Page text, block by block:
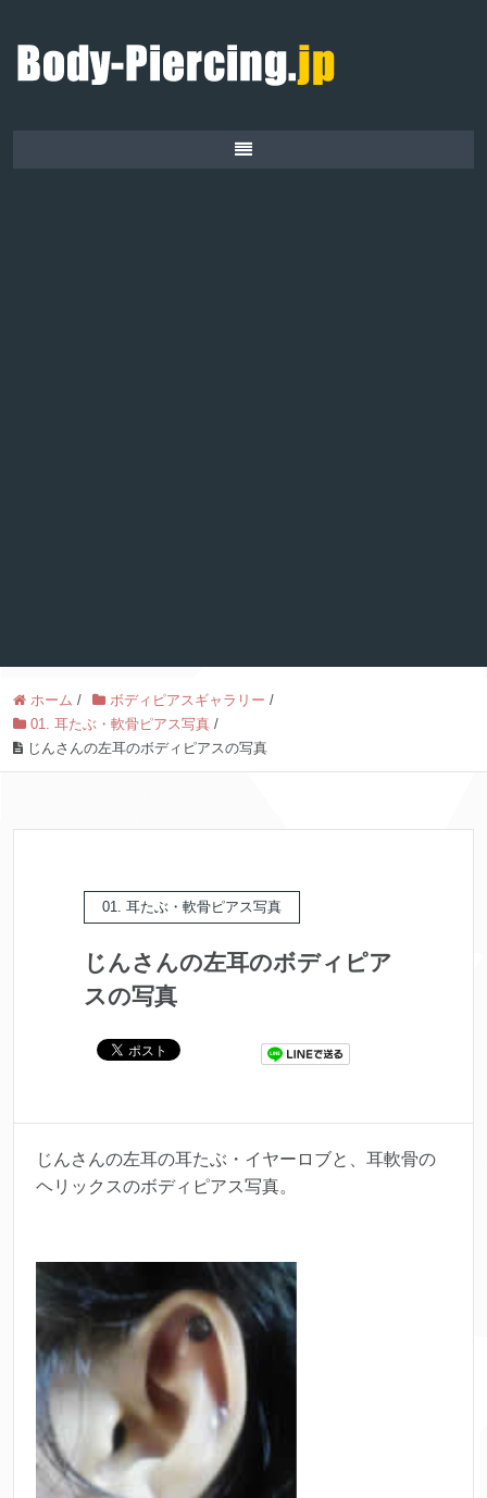
ホーム / ボディピアスギャラリー /
01. 耳たぶ・軟骨ピアス写真 /
じんさんの左耳のボディピアスの写真
01. 耳たぶ・軟骨ピアス写真
じんさんの左耳のボディピア
スの写真
じんさんの左耳の耳たぶ・イヤーロブと、耳軟骨の
ヘリックスのボディピアス写真。